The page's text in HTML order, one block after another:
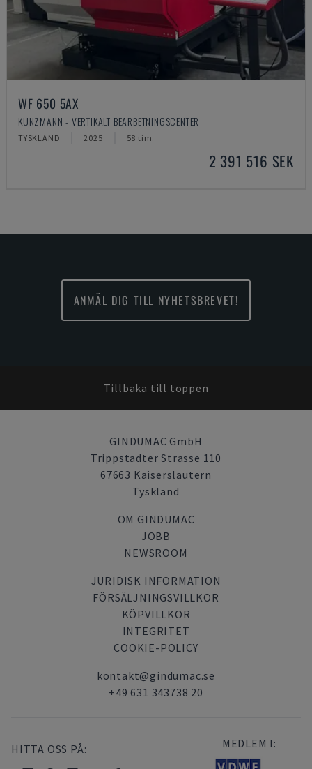
WF 650 5AX
KUNZMANN - VERTIKALT BEARBETNINGSCENTER
TYSKLAND 2025 58 tim.
2 391 516 SEK
ANMÄL DIG TILL NYHETSBREVET!
Tillbaka till toppen
GINDUMAC GmbH
Trippstadter Strasse 110
67663 Kaiserslautern
Tyskland
OM GINDUMAC
JOBB
NEWSROOM
JURIDISK INFORMATION
FÖRSÄLJNINGSVILLKOR
KÖPVILLKOR
INTEGRITET
COOKIE-POLICY
kontakt@gindumac.se
+49 631 343738 20
HITTA OSS PÅ: MEDLEM I: